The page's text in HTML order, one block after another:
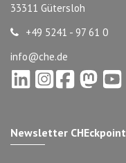
33311 Gütersloh
+49 5241 - 97 61 0
info@che.de
Newsletter CHEckpoint